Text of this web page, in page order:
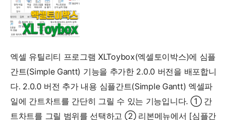
기
엑셀 유틸리티 프로그램 XLToybox(엑셀토이박스)에 심플
간트(Simple Gantt) 기능을 추가한 2.0.0 버전을 배포합니
다. 2.0.0 버전 추가 내용 심플간트(Simple Gantt) 엑셀파
일에 간트차트를 간단히 그릴 수 있는 기능입니다. ① 간
트차트를 그릴 범위를 선택하고 ② 리본메뉴에서 [심플간